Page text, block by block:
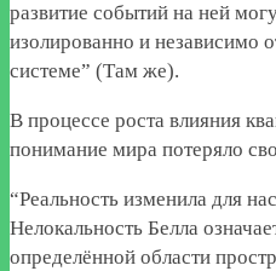
развитие событий на ней
изолированно и независимо
системе” (Там же).
В процессе роста влияния
понимание мира потеряло
“Реальность изменила для
Нелокальность Белла
определённой области